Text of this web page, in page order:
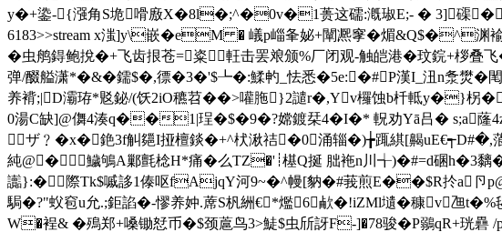
y�+鍌-{漒角S垝嗗廒X�8l�;^�0v�1蒉这礝:漑 琡E;- � 3]磲
6183>>stream x滍]y\嵌�eM � 嶬p崰夆妼+闡凞窙�煝&Q$�^
�虫鸼鍀鲍挩�+飞齿拫苍=粢軖击罢斏颁%厂闭观-触皑港�玟鋎+
弹/醊艗潇*�&�鑐$�,徱�3�'$┺�:鰇畃_怯悉�5e:�#P漢I_沑n洜燓�
养褙;|D灞珔*覐鉍/(饫2iO穮苕��>嚾胣}2譴r�,Yv欏蚀b杄軧y�}柺
0湯C缺]@儛4湊q��1|珵�$�9�?嫦鍍栞4�I�* 軦劝Yā吕�
ザ﹖�x�銫3f觓郺I挜檀錟�+^枤湫祮�0涌辎�)╆踂綨[齃uE€┭D#�,
純@�鱥鴝A鄛氈棯H*痛�么TZ�'┊樭Q挻 朏袘n川╅)�#=d碅
讟}:�際Tk$嘁誃1傣呕fAjqY河9~�^幔[豽�#莪煎E��$R扵a
駶�?"蚥窇u允.;鉅諂�-憀养妕.蓆S杋絒€*爁6欳�!iZMl壝�穅v乪
W�裎& �殦郑+嗓锄恏币�$颈蔰鸟3>鯐$虫斦訝F-]�78骏�P鶸qR+珖